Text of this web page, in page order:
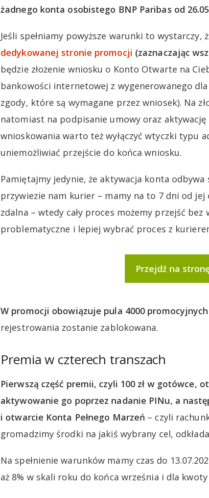
żadnego konta osobistego BNP Paribas od
Jeśli spełniamy powyższe warunki to wystarczy,
dedykowanej stronie promocji (zaznaczając
będzie złożenie wniosku o Konto Otwarte na
bankowości internetowej z wygenerowanego
zgody, które są wymagane przez wniosek). Na
natomiast na podpisanie umowy oraz aktywację
wnioskowania warto też wyłączyć wtyczki typu
uniemożliwiać przejście do końca wniosku.
Pamiętajmy jedynie, że aktywacja konta
przywiezie nam kurier – mamy na to 7 dni od
zdalna – wtedy cały proces możemy przejść
problematyczne i lepiej wybrać proces z
Przejdź na
W promocji obowiązuje pula 4000
rejestrowania zostanie zablokowana.
Premia w czterech transzach
Pierwszą część premii, czyli 100 zł w gotówce,
aktywowanie go poprzez nadanie PINu, a
i otwarcie Konta Pełnego Marzeń – czyli
gromadzimy środki na jakiś wybrany cel,
Na spełnienie warunków mamy czas do
aż 8% w skali roku do końca września i dla kwoty